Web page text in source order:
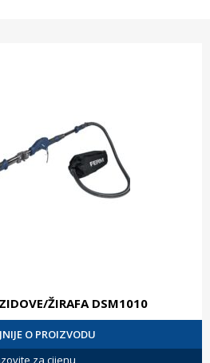
ŽIRAFA DSM1010
O PROIZVODU
za cijenu